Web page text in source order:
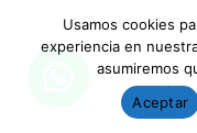
Copyright © CCE
Usamos cookies
experiencia en
asumiremos
Aceptar